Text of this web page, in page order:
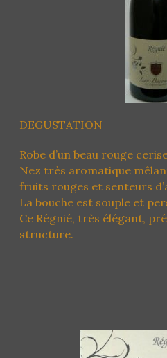
DEGUSTATION
Robe d’un beau rouge
Nez très aromatique
fruits rouges et senteurs
La bouche est souple et
Ce Régnié, très élégant,
structure.